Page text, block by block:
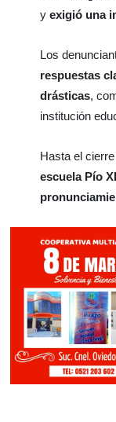
y exigió una
Los
respuestas
drásticas,
institución
Hasta el
escuela Pío